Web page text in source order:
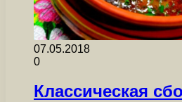
07.05.2018
0
Классическая